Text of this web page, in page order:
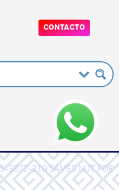
CONTACTO
3872-210 SAMES NUT,FOR